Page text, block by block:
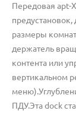
Передовая apt-
размеры
держатель
контента или
вертикальном
ПДУ.Эта dock